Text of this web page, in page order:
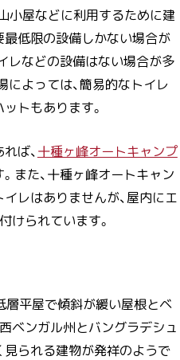
小屋などに利用するために建
低限の設備しかない場合が
レなどの設備はない場合が多
によっては、簡易的なトイレ
トもあります。
ば、十種ヶ峰オートキャンプ
また、十種ヶ峰オートキャン
レはありませんが、屋内にエ
けられています。
平屋で傾斜が緩い屋根とベ
ベンガル州とバングラデシュ
られる建物が発祥のようで